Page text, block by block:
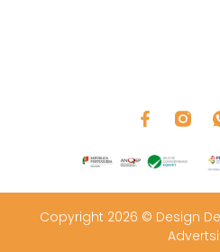
Copyright 2026 © Design